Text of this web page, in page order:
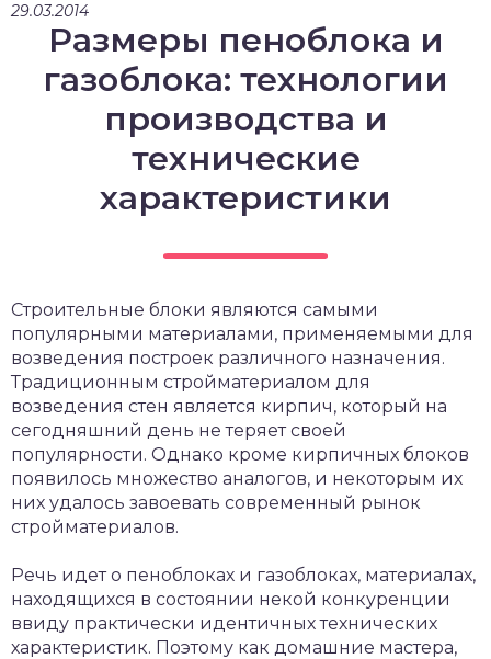
29.03.2014
Размеры пеноблока и
газоблока: технологии
производства и
технические
характеристики
Строительные блоки являются самыми
популярными материалами, применяемыми для
возведения построек различного назначения.
Традиционным стройматериалом для
возведения стен является кирпич, который на
сегодняшний день не теряет своей
популярности. Однако кроме кирпичных блоков
появилось множество аналогов, и некоторым их
них удалось завоевать современный рынок
стройматериалов.
Речь идет о пеноблоках и газоблоках, материалах,
находящихся в состоянии некой конкуренции
ввиду практически идентичных технических
характеристик. Поэтому как домашние мастера,